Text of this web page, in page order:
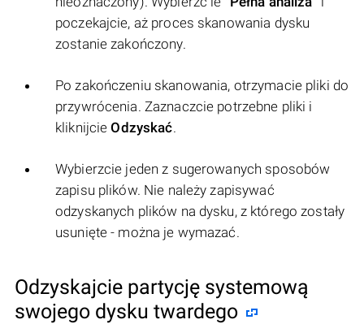
poczekajcie, aż proces skanowania dysku
zostanie zakończony.
Po zakończeniu skanowania, otrzymacie pliki do
przywrócenia. Zaznaczcie potrzebne pliki i
kliknijcieOdzyskać.
Wybierzcie jeden z sugerowanych sposobów
zapisu plików. Nie należy zapisywać
odzyskanych plików na dysku, z którego zostały
usunięte - można je wymazać.
Odzyskajcie partycję systemową
swojego dysku twardego